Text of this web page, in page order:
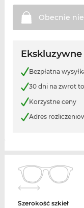
Obecnie
Bezpłatna
30 dni na zwrot
Korzystne ceny
Adres
Szerokość szkieł